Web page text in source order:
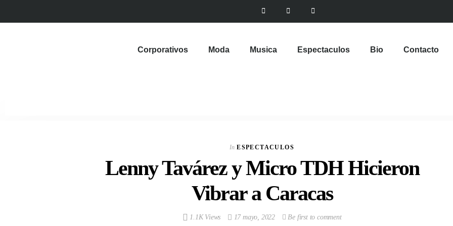
Corporativos Moda Musica Espectaculos Bio Contacto
In ESPECTACULOS
Lenny Tavárez y Micro TDH Hicieron
Vibrar a Caracas
1.1K Views 17 mayo, 2022 Be first to comment
In ESPECTACULOS
Hispanoamericana